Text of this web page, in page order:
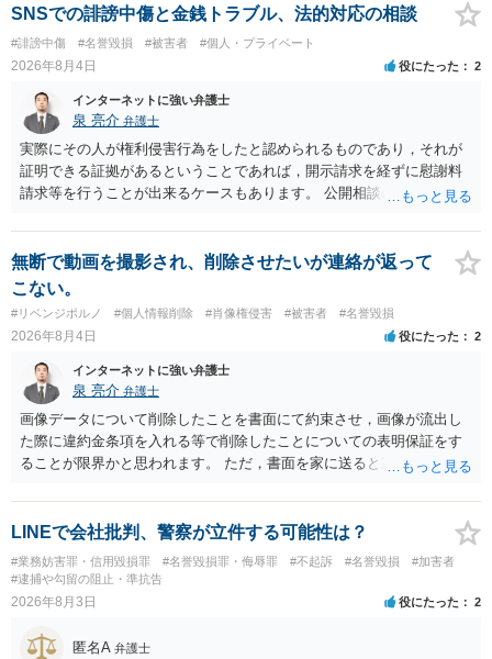
般論として抽象化されて回答に織り込まれる可能性が生じるにすぎま
せんので、その情報自体が、秘密情報に当たるとは思えませんし、名
誉棄損として、個人や会社に対する誹謗中傷の不特定多数への公開に
当たるとも思われません。 もちろん、誰がその内容をｃｈａｔｇｐｔ
に入力したかも第三者にしられることはないので、個人や会社の特定
をせずに書き込んだことで（おそらく特定して書き込んだとして
も）、相談者さんが刑事民事の責任に問われることはないでしょう。
私見ながらご参考まで。
SNSでの誹謗中傷と金銭トラブル、法的対応の相談
#誹謗中傷 #名誉毀損 #被害者 #個人・プライベート
2026年8月4日 役にたった 2
インターネットに強い弁護士
泉 亮介 弁護士
実際にその人が権利侵害行為をしたと認められるものであり，それが
証明できる証拠があるということであれば，開示請求を経ずに慰謝料
請求等を行うことが出来るケースもあります。 公開相談の場では回答
に個別に相談されると良いでしょう。
無断で動画を撮影され、削除させたいが連絡が返って
こない。
#リベンジポルノ #個人情報削除 #肖像権侵害 #被害者 #名誉毀損
2026年8月4日 役にたった 2
インターネットに強い弁護士
泉 亮介 弁護士
画像データについて削除したことを書面にて約束させ，画像が流出し
た際に違約金条項を入れる等で削除したことについての表明保証をす
ることが限界かと思われます。 ただ，書面を家に送ると家族に不貞行
除等を求めることは避けたほうが良いかと思われます。
LINEで会社批判、警察が立件する可能性は？
#業務妨害罪・信用毀損罪 #名誉毀損罪・侮辱罪 #不起訴 #名誉毀損
#加害者
#逮捕や勾留の阻止・準抗告
2026年8月3日 役にたった 2
匿名A 弁護士